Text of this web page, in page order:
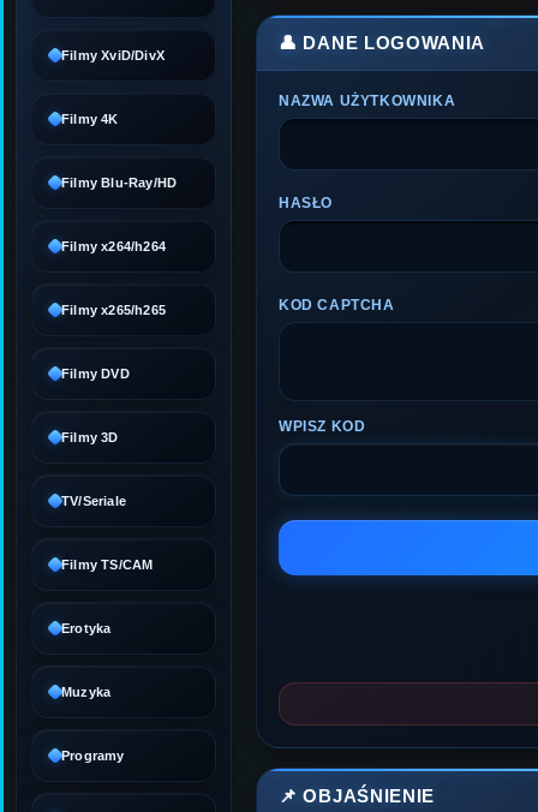
Filmy XviD/DivX
Filmy 4K
Filmy Blu-Ray/HD
Filmy x264/h264
Filmy x265/h265
Filmy DVD
Filmy 3D
TV/Seriale
Filmy TS/CAM
Erotyka
Muzyka
Programy
👤 DANE LOGOWANIA
NAZWA UŻYTKOWNIKA
HASŁO
KOD CAPTCHA
WPISZ KOD
📌 OBJAŚNIENIE